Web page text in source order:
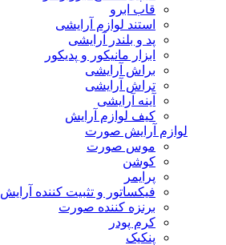
قاب ابرو
استند لوازم آرایشی
پد و بلندر آرایشی
ابزار مانیکور و پدیکور
براش آرایشی
تراش آرایشی
آینه آرایشی
کیف لوازم آرایش
لوازم آرایش صورت
موس صورت
کوشن
پرایمر
فیکساتور و تثبیت کننده آرایش
برنزه کننده صورت
کرم پودر
پنکیک